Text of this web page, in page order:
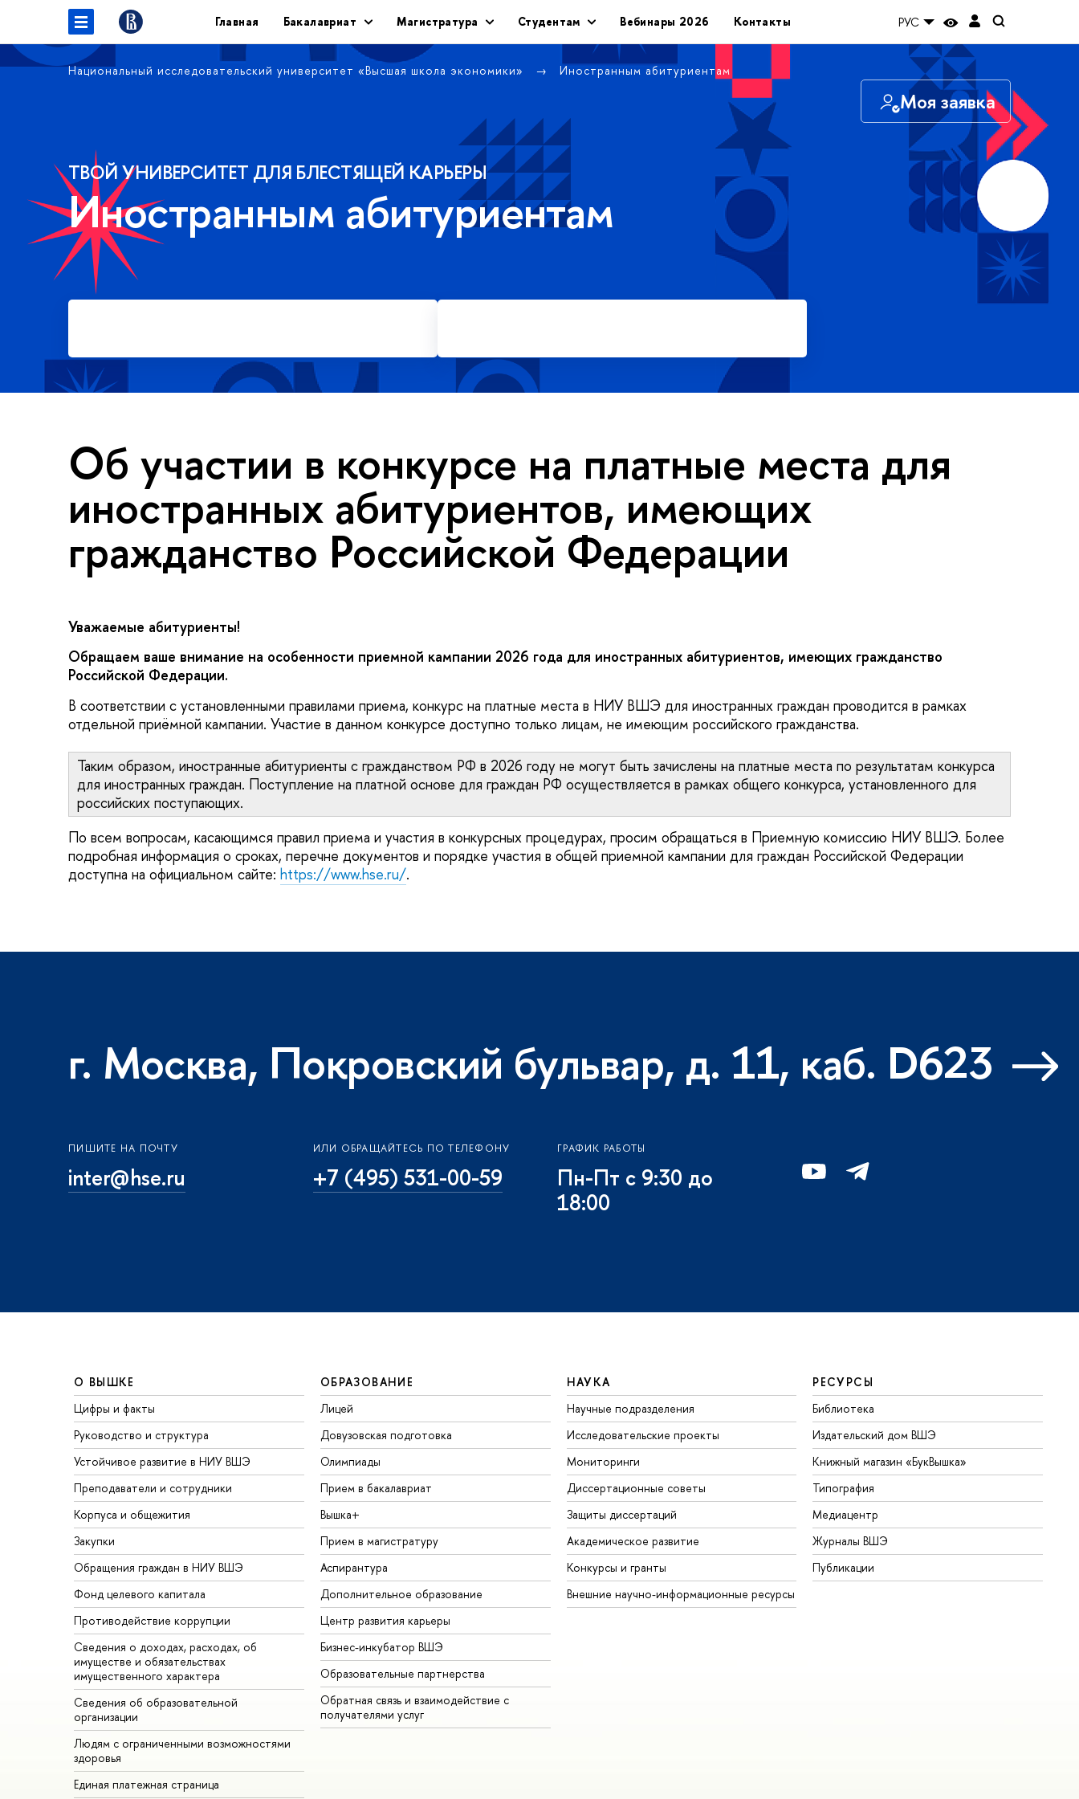
Главная Бакалавриат Магистратура Студентам Вебинары 2026 Контакты РУС
Национальный исследовательский университет «Высшая школа экономики» Иностранным абитуриентам
Моя заявка
ТВОЙ УНИВЕРСИТЕТ ДЛЯ БЛЕСТЯЩЕЙ КАРЬЕРЫ
Иностранным абитуриентам
Об участии в конкурсе на платные места для
иностранных абитуриентов, имеющих
гражданство Российской Федерации
Уважаемые абитуриенты!
Обращаем ваше внимание на особенности приемной кампании 2026 года для иностранных абитуриентов, имеющих гражданство
Российской Федерации.
В соответствии с установленными правилами приема, конкурс на платные места в НИУ ВШЭ для иностранных граждан проводится в рамках
отдельной приёмной кампании. Участие в данном конкурсе доступно только лицам, не имеющим российского гражданства.
Таким образом, иностранные абитуриенты с гражданством РФ в 2026 году не могут быть зачислены на платные места по результатам конкурса
для иностранных граждан. Поступление на платной основе для граждан РФ осуществляется в рамках общего конкурса, установленного для
российских поступающих.
По всем вопросам, касающимся правил приема и участия в конкурсных процедурах, просим обращаться в Приемную комиссию НИУ ВШЭ. Более
подробная информация о сроках, перечне документов и порядке участия в общей приемной кампании для граждан Российской Федерации
доступна на официальном сайте: https://www.hse.ru/.
г. Москва, Покровский бульвар, д. 11, каб. D623
ПИШИТЕ НА ПОЧТУ
inter@hse.ru
ИЛИ ОБРАЩАЙТЕСЬ ПО ТЕЛЕФОНУ
+7 (495) 531-00-59
ГРАФИК РАБОТЫ
Пн-Пт с 9:30 до
18:00
О ВЫШКЕ
Цифры и факты
Руководство и структура
Устойчивое развитие в НИУ ВШЭ
Преподаватели и сотрудники
Корпуса и общежития
Закупки
Обращения граждан в НИУ ВШЭ
Фонд целевого капитала
Противодействие коррупции
Сведения о доходах, расходах, об
имуществе и обязательствах
имущественного характера
Сведения об образовательной
организации
Людям с ограниченными возможностями
здоровья
Единая платежная страница
ОБРАЗОВАНИЕ
Лицей
Довузовская подготовка
Олимпиады
Прием в бакалавриат
Вышка+
Прием в магистратуру
Аспирантура
Дополнительное образование
Центр развития карьеры
Бизнес-инкубатор ВШЭ
Образовательные партнерства
Обратная связь и взаимодействие с
получателями услуг
НАУКА
Научные подразделения
Исследовательские проекты
Мониторинги
Диссертационные советы
Защиты диссертаций
Академическое развитие
Конкурсы и гранты
Внешние научно-информационные ресурсы
РЕСУРСЫ
Библиотека
Издательский дом ВШЭ
Книжный магазин «БукВышка»
Типография
Медиацентр
Журналы ВШЭ
Публикации